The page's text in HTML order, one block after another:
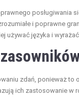
posługiwania
i poprawne
używać języka i
zdań, ponieważ to
ich zastosowanie w